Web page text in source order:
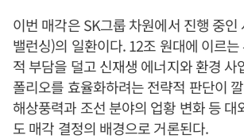
이번 매각은 SK그룹 차원에서 진행 중인
밸런싱)의 일환이다. 12조 원대에 이르
적 부담을 덜고 신재생 에너지와 환경 사
폴리오를 효율화하려는 전략적 판단이
해상풍력과 조선 분야의 업황 변화 등 대
도 매각 결정의 배경으로 거론된다.